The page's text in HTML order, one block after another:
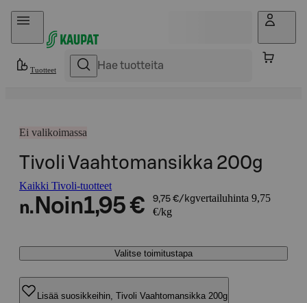
Hyppää sisältöön
Tuotteet
Ei valikoimassa
Tivoli Vaahtomansikka 200g
Kaikki Tivoli-tuotteet
n. Noin1,95 € 9,75 €/kgvertailuhinta 9,75
€/kg
Valitse toimitustapa
Lisää suosikkeihin, Tivoli Vaahtomansikka 200g